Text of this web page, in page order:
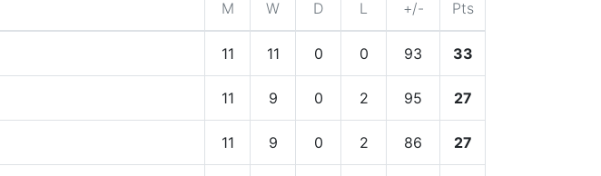
M W D L +/- Pts
11 11 0 0 93 33
11 9 0 2 95 27
11 9 0 2 86 27